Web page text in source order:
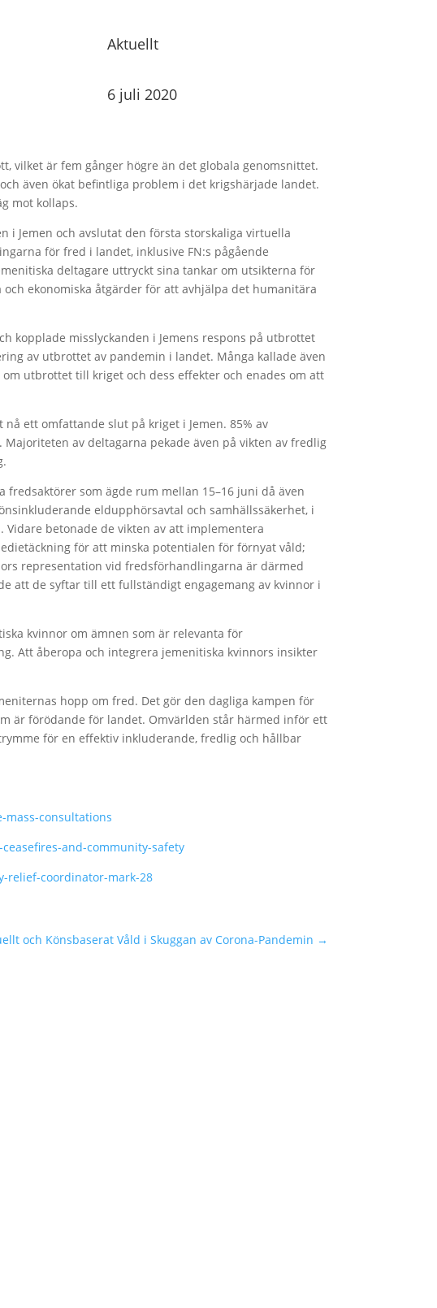
Aktuellt
6 juli 2020
vilket är fem gånger högre än det globala genomsnittet.
även ökat befintliga problem i det krigshärjade landet.
mot kollaps.
i Jemen och avslutat den första storskaliga virtuella
för fred i landet, inklusive FN:s pågående
deltagare uttryckt sina tankar om utsikterna för
ekonomiska åtgärder för att avhjälpa det humanitära
kopplade misslyckanden i Jemens respons på utbrottet
av utbrottet av pandemin i landet. Många kallade även
utbrottet till kriget och dess effekter och enades om att
ett omfattande slut på kriget i Jemen. 85% av
av deltagarna pekade även på vikten av fredlig
som ägde rum mellan 15–16 juni då även
eldupphörsavtal och samhällssäkerhet, i
betonade de vikten av att implementera
för att minska potentialen för förnyat våld;
representation vid fredsförhandlingarna är därmed
att de syftar till ett fullständigt engagemang av kvinnor i
kvinnor om ämnen som är relevanta för
Att åberopa och integrera jemenitiska kvinnors insikter
hopp om fred. Det gör den dagliga kampen för
är förödande för landet. Omvärlden står härmed inför ett
för en effektiv inkluderande, fredlig och hållbar
mass-consultations
and-community-safety
relief-coordinator-mark-28
och Könsbaserat Våld i Skuggan av Corona-Pandemin →